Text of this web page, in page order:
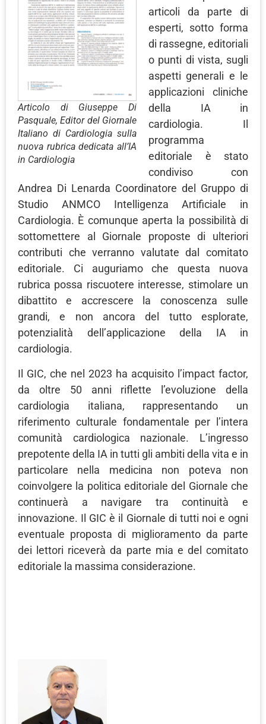
Articolo di Giuseppe Di
Pasquale, Editor del Giornale
Italiano di Cardiologia sulla
nuova rubrica dedicata all’IA
in Cardiologia
articoli da parte di
esperti, sotto forma
di rassegne, editoriali
o punti di vista, sugli
aspetti generali e le
applicazioni cliniche
della IA in
cardiologia. Il
programma
editoriale è stato
condiviso con
Andrea Di Lenarda Coordinatore del Gruppo di
Studio ANMCO Intelligenza Artificiale in
Cardiologia. È comunque aperta la possibilità di
sottomettere al Giornale proposte di ulteriori
contributi che verranno valutate dal comitato
editoriale. Ci auguriamo che questa nuova
rubrica possa riscuotere interesse, stimolare un
dibattito e accrescere la conoscenza sulle
grandi, e non ancora del tutto esplorate,
potenzialità dell’applicazione della IA in
cardiologia.
Il GIC, che nel 2023 ha acquisito l’impact factor,
da oltre 50 anni riflette l’evoluzione della
cardiologia italiana, rappresentando un
riferimento culturale fondamentale per l’intera
comunità cardiologica nazionale. L’ingresso
prepotente della IA in tutti gli ambiti della vita e in
particolare nella medicina non poteva non
coinvolgere la politica editoriale del Giornale che
continuerà a navigare tra continuità e
innovazione. Il GIC è il Giornale di tutti noi e ogni
eventuale proposta di miglioramento da parte
dei lettori riceverà da parte mia e del comitato
editoriale la massima considerazione.